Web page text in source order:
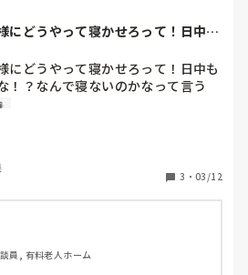
にどうやって寝かせろって！日中も
にどうやって寝かせろって！日中も
！？なんで寝ないのかなって言う
3 ・ 03/12
員, 有料老人ホーム